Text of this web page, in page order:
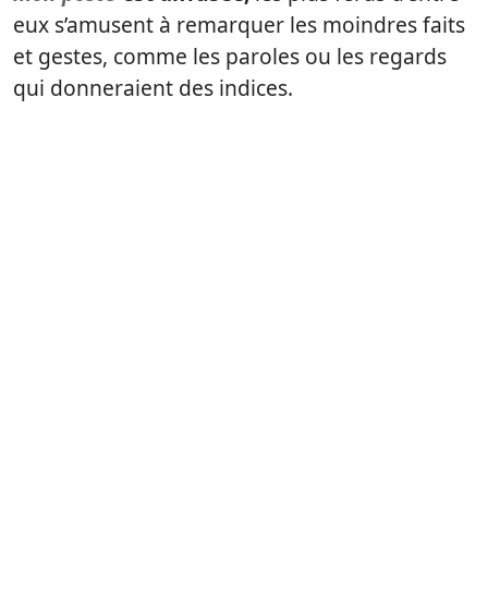
eux s’amusent à remarquer les moindres faits
et gestes, comme les paroles ou les regards
qui donneraient des indices.